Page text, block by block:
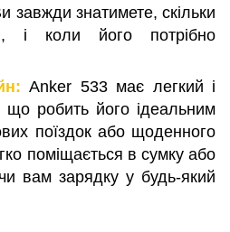
завжди знатимете, скільки
і коли його потрібно
Anker 533 має легкий і
що робить його ідеальним
поїздок або щоденного
поміщається в сумку або
вам зарядку у будь-який